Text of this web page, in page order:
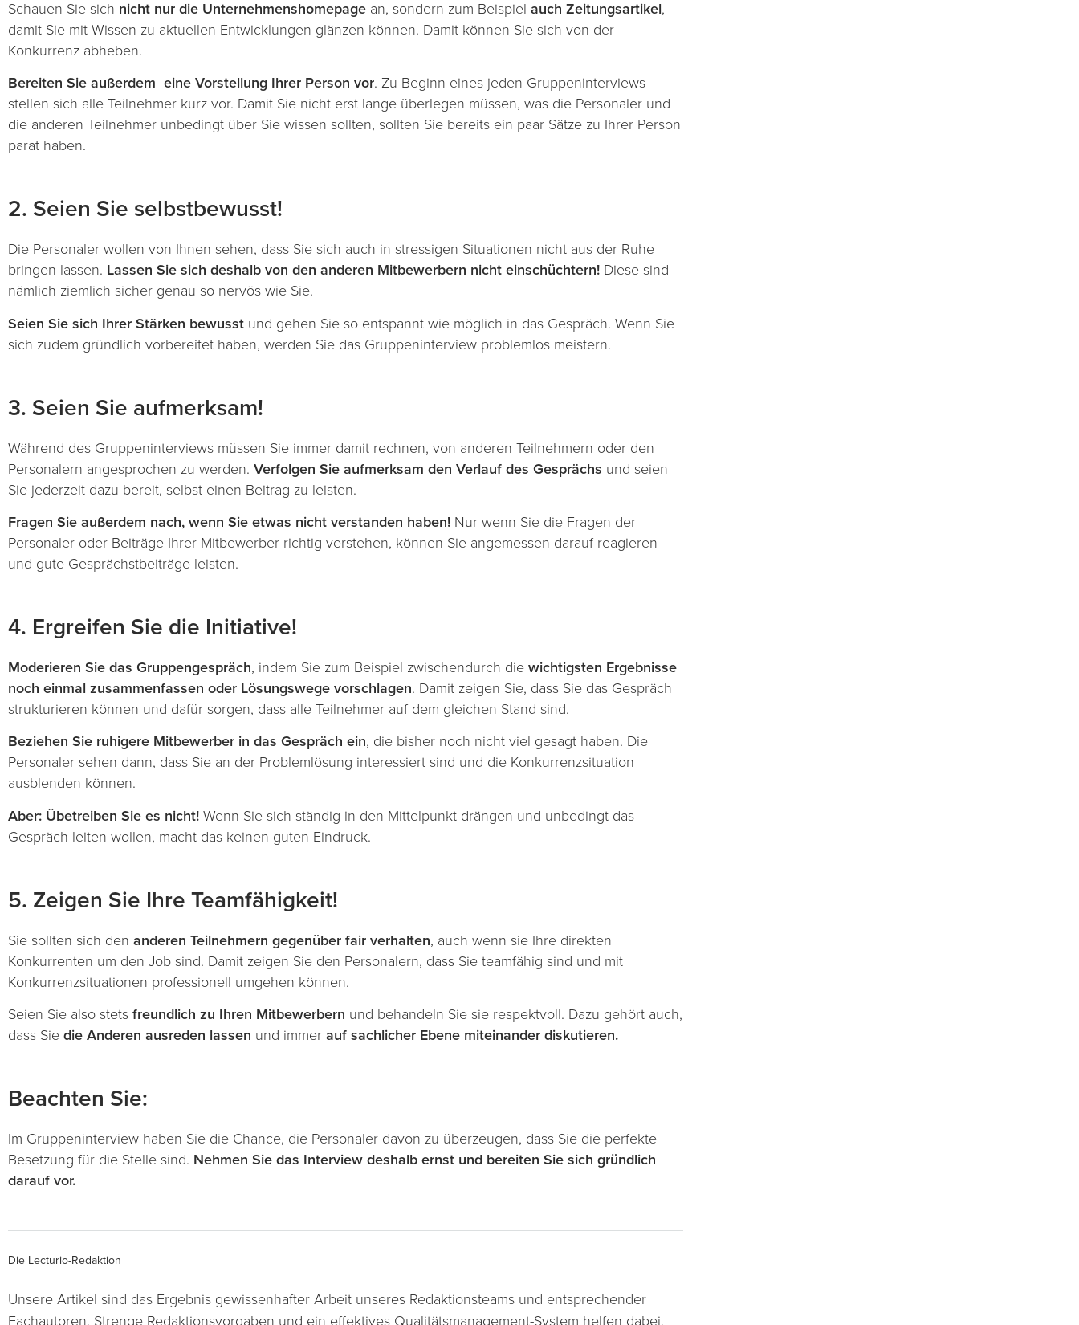
Schauen Sie sich nicht nur die Unternehmenshomepage an, sondern zum Beispiel auch Zeitungsartikel,
damit Sie mit Wissen zu aktuellen Entwicklungen glänzen können. Damit können Sie sich von der
Konkurrenz abheben.
Bereiten Sie außerdem eine Vorstellung Ihrer Person vor. Zu Beginn eines jeden Gruppeninterviews
stellen sich alle Teilnehmer kurz vor. Damit Sie nicht erst lange überlegen müssen, was die Personaler und
die anderen Teilnehmer unbedingt über Sie wissen sollten, sollten Sie bereits ein paar Sätze zu Ihrer Person
parat haben.
2. Seien Sie selbstbewusst!
Die Personaler wollen von Ihnen sehen, dass Sie sich auch in stressigen Situationen nicht aus der Ruhe
bringen lassen. Lassen Sie sich deshalb von den anderen Mitbewerbern nicht einschüchtern! Diese sind
nämlich ziemlich sicher genau so nervös wie Sie.
Seien Sie sich Ihrer Stärken bewusst und gehen Sie so entspannt wie möglich in das Gespräch. Wenn Sie
sich zudem gründlich vorbereitet haben, werden Sie das Gruppeninterview problemlos meistern.
3. Seien Sie aufmerksam!
Während des Gruppeninterviews müssen Sie immer damit rechnen, von anderen Teilnehmern oder den
Personalern angesprochen zu werden. Verfolgen Sie aufmerksam den Verlauf des Gesprächs und seien
Sie jederzeit dazu bereit, selbst einen Beitrag zu leisten.
Fragen Sie außerdem nach, wenn Sie etwas nicht verstanden haben! Nur wenn Sie die Fragen der
Personaler oder Beiträge Ihrer Mitbewerber richtig verstehen, können Sie angemessen darauf reagieren
und gute Gesprächstbeiträge leisten.
4. Ergreifen Sie die Initiative!
Moderieren Sie das Gruppengespräch, indem Sie zum Beispiel zwischendurch die wichtigsten Ergebnisse
noch einmal zusammenfassen oder Lösungswege vorschlagen. Damit zeigen Sie, dass Sie das Gespräch
strukturieren können und dafür sorgen, dass alle Teilnehmer auf dem gleichen Stand sind.
Beziehen Sie ruhigere Mitbewerber in das Gespräch ein, die bisher noch nicht viel gesagt haben. Die
Personaler sehen dann, dass Sie an der Problemlösung interessiert sind und die Konkurrenzsituation
ausblenden können.
Aber: Übetreiben Sie es nicht! Wenn Sie sich ständig in den Mittelpunkt drängen und unbedingt das
Gespräch leiten wollen, macht das keinen guten Eindruck.
5. Zeigen Sie Ihre Teamfähigkeit!
Sie sollten sich den anderen Teilnehmern gegenüber fair verhalten, auch wenn sie Ihre direkten
Konkurrenten um den Job sind. Damit zeigen Sie den Personalern, dass Sie teamfähig sind und mit
Konkurrenzsituationen professionell umgehen können.
Seien Sie also stets freundlich zu Ihren Mitbewerbern und behandeln Sie sie respektvoll. Dazu gehört auch,
dass Sie die Anderen ausreden lassen und immer auf sachlicher Ebene miteinander diskutieren.
Beachten Sie:
Im Gruppeninterview haben Sie die Chance, die Personaler davon zu überzeugen, dass Sie die perfekte
Besetzung für die Stelle sind. Nehmen Sie das Interview deshalb ernst und bereiten Sie sich gründlich
darauf vor.
Die Lecturio-Redaktion
Unsere Artikel sind das Ergebnis gewissenhafter Arbeit unseres Redaktionsteams und entsprechender
Fachautoren. Strenge Redaktionsvorgaben und ein effektives Qualitätsmanagement-System helfen dabei,